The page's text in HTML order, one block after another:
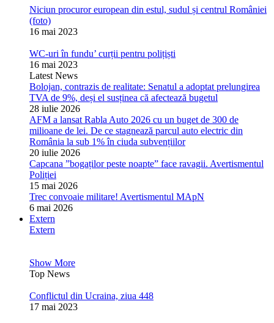
Niciun procuror european din estul, sudul și centrul României
(foto)
16 mai 2023
WC-uri în fundu’ curții pentru polițiști
16 mai 2023
Latest News
Bolojan, contrazis de realitate: Senatul a adoptat prelungirea
TVA de 9%, deși el susținea că afectează bugetul
28 iulie 2026
AFM a lansat Rabla Auto 2026 cu un buget de 300 de
milioane de lei. De ce stagnează parcul auto electric din
România la sub 1% în ciuda subvențiilor
20 iulie 2026
Capcana ”bogaților peste noapte” face ravagii. Avertismentul
Poliției
15 mai 2026
Trec convoaie militare! Avertismentul MApN
6 mai 2026
Extern
Extern
Show More
Top News
Conflictul din Ucraina, ziua 448
17 mai 2023